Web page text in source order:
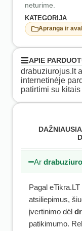
neturime.
KATEGORIJA
Apranga ir
APIE
drabuziurojus.lt
internetinėje
patirtimi su
Ar
Pagal
atsiliepimus,
įvertinimo dėl
patikimumo.